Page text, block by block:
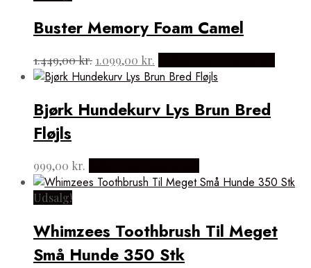
Buster Memory Foam Camel
1.449,00kr. Den
oprindelige
1.449,00 kr..
1.099,00 kr.
aktuelle
er:
1.099,00 kr..
Bjørk Hundekurv Lys Brun Bred
Fløjls
999,00 kr.
Udsalg!
Whimzees Toothbrush Til Meget
Små Hunde 350 Stk